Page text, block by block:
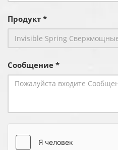
Продукт *
Сообщение *